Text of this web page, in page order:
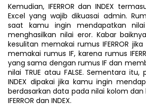
Kemudian, IFERROR dan INDEX
Excel yang wajib dikuasai admin.
saat kamu ingin mendapatkan
menghasilkan nilai eror. Kabar
kesulitan memakai rumus IFERROR
memakai rumus IF, karena rumus
yang sama dengan rumus IF dan
nilai TRUE atau FALSE. Sementara
INDEX dipakai jika kamu ingin
berdasarkan data pada nilai kolom dan
IFERROR dan INDEX.